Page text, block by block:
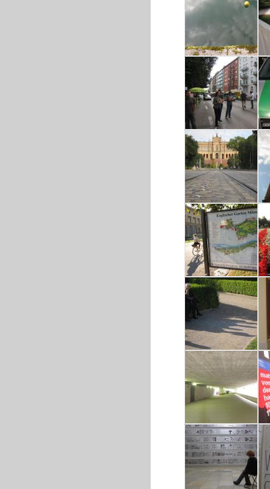
IMG_2511.JPG
IMG_2522.JPG
IMG_2531.JPG
IMG_2540.JPG
IMG_2555.JPG
IMG_2570.JPG